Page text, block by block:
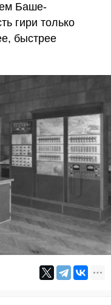
Баше-
гири только
быстрее